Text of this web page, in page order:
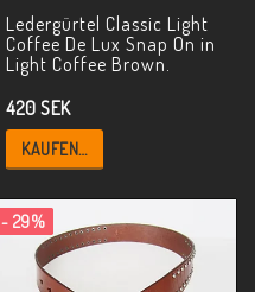
Ledergürtel Classic Light
Coffee De Lux Snap On in
Light Coffee Brown.
420 SEK
KAUFEN…
- 29%